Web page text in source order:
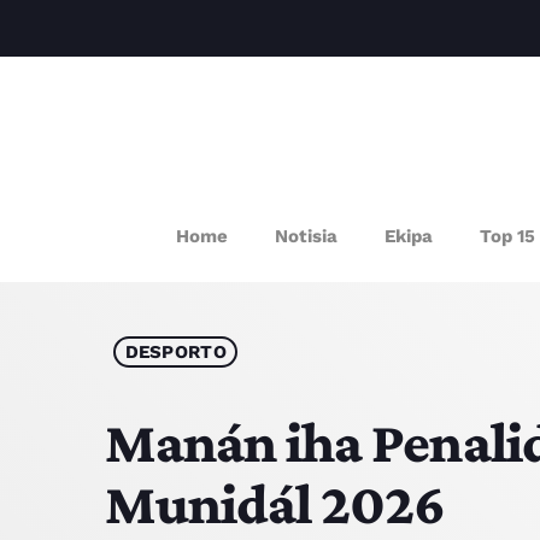
Home Notisia Ekipa Top 15
DESPORTO
Manán iha
Munidál 2026